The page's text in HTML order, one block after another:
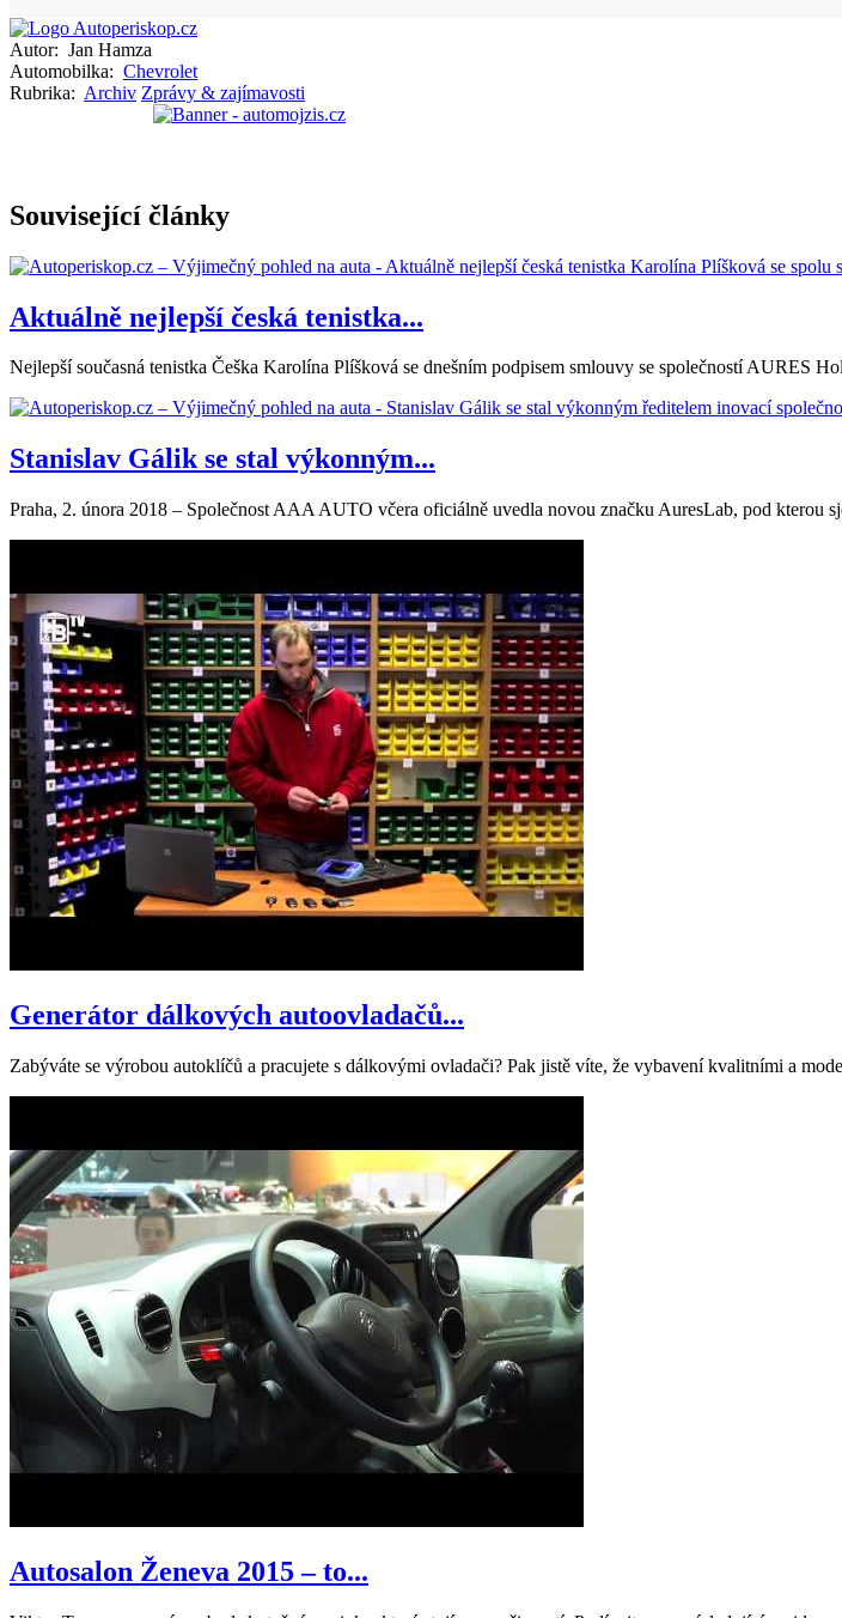
Autor: Jan Hamza
Automobilka: Chevrolet
Rubrika: Archiv Zprávy & zajímavosti
Související články
Aktuálně nejlepší česká tenistka...
Nejlepší současná tenistka Češka Karolína Plíšková se dnešním podpisem smlouvy se společností AURES
Stanislav Gálik se stal výkonným...
Praha, 2. února 2018 – Společnost AAA AUTO včera oficiálně uvedla novou značku AuresLab, pod kterou
Generátor dálkových autoovladačů...
Zabýváte se výrobou autoklíčů a pracujete s dálkovými ovladači? Pak jistě víte, že vybavení kvalitními a
Autosalon Ženeva 2015 – to...